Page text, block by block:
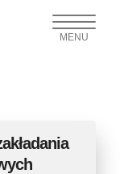
MENU